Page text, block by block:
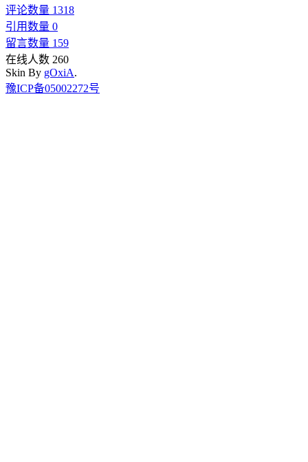
评论数量 1318
引用数量 0
留言数量 159
在线人数 260
Skin By gOxiA.
豫ICP备05002272号